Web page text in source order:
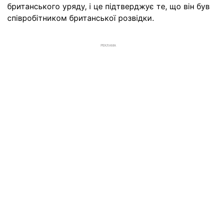
британського уряду, і це підтверджує те, що він був
співробітником британської розвідки.
РЕКЛАМА